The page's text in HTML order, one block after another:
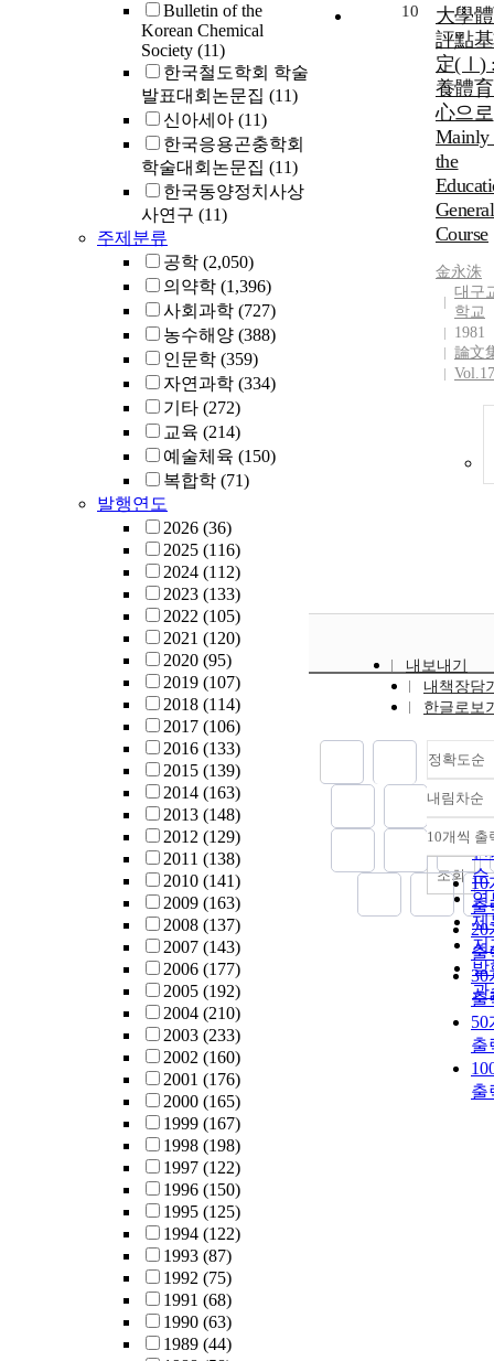
Bulletin of the
Korean Chemical
Society (11)
한국철도학회 학술
발표대회논문집 (11)
신아세아 (11)
한국응용곤충학회
학술대회논문집 (11)
한국동양정치사상
사연구 (11)
주제분류
공학 (2,050)
의약학 (1,396)
사회과학 (727)
농수해양 (388)
인문학 (359)
자연과학 (334)
기타 (272)
교육 (214)
예술체육 (150)
복합학 (71)
발행연도
2026 (36)
2025 (116)
2024 (112)
2023 (133)
2022 (105)
2021 (120)
2020 (95)
2019 (107)
2018 (114)
2017 (106)
2016 (133)
2015 (139)
2014 (163)
2013 (148)
2012 (129)
2011 (138)
2010 (141)
2009 (163)
2008 (137)
2007 (143)
2006 (177)
2005 (192)
2004 (210)
2003 (233)
2002 (160)
2001 (176)
2000 (165)
1999 (167)
1998 (198)
1997 (122)
1996 (150)
1995 (125)
1994 (122)
1993 (87)
1992 (75)
1991 (68)
1990 (63)
1989 (44)
10
大學
評點
定(Ⅰ)
養體
心으로
Mainly
the
General
Course
金永洙
대구
학교
1981
論文
내보내기
내책장담
한글로보
정확도순
정
순
인
순
연
제
저
발
관
내림차순
10개씩 출
10
출
20
출
30
출
50
출
출
조회